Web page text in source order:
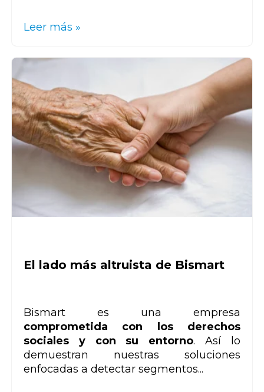
Leer más »
El lado más altruista de Bismart
Bismart es una empresa
comprometida con los derechos
sociales y con su entorno. Así lo
demuestran nuestras soluciones
enfocadas a detectar segmentos...